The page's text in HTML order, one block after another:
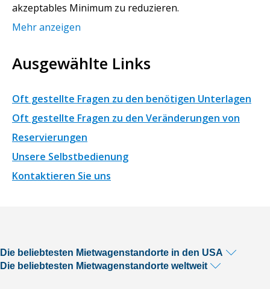
akzeptables Minimum zu reduzieren.
Mehr anzeigen
Ausgewählte Links
Oft gestellte Fragen zu den benötigen Unterlagen
Oft gestellte Fragen zu den Veränderungen von
Reservierungen
Unsere Selbstbedienung
Kontaktieren Sie uns
Die beliebtesten Mietwagenstandorte in den USA
Die beliebtesten Mietwagenstandorte weltweit